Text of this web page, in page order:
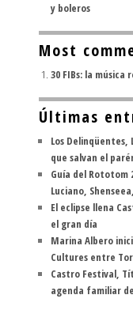
y boleros
Most
30 FIBs: la
Últimas
Los Delinqüentes,
que salvan el
Guía del Rototom
Luciano,
El eclipse llena
el gran día
Marina Albero
Cultures entre
Castro Festival,
agenda familiar